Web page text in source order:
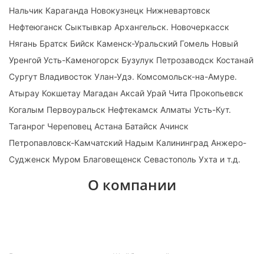
Нальчик Караганда Новокузнецк Нижневартовск
Нефтеюганск Сыктывкар Архангельск. Новочеркасск
Нягань Братск Бийск Каменск-Уральский Гомель Новый
Уренгой Усть-Каменогорск Бузулук Петрозаводск Костанай
Сургут Владивосток Улан-Удэ. Комсомольск-на-Амуре.
Атырау Кокшетау Магадан Аксай Урай Чита Прокопьевск
Когалым Первоуральск Нефтекамск Алматы Усть-Кут.
Таганрог Череповец Астана Батайск Ачинск
Петропавловск-Камчатский Надым Калининград Анжеро-
Судженск Муром Благовещенск Севастополь Ухта и т.д.
О компании